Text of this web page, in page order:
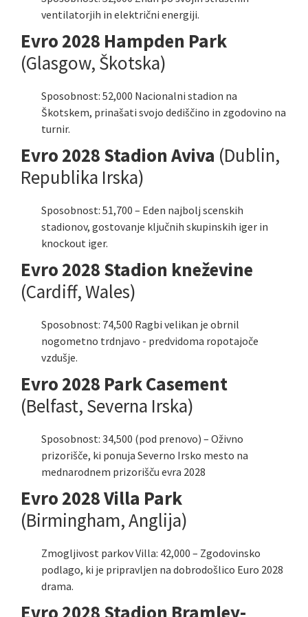
ventilatorjih in električni energiji.
Evro 2028 Hampden Park
(Glasgow, Škotska)
Sposobnost: 52,000 Nacionalni stadion na
Škotskem, prinašati svojo dediščino in zgodovino na
turnir.
Evro 2028 Stadion Aviva (Dublin,
Republika Irska)
Sposobnost: 51,700 – Eden najbolj scenskih
stadionov, gostovanje ključnih skupinskih iger in
knockout iger.
Evro 2028 Stadion kneževine
(Cardiff, Wales)
Sposobnost: 74,500 Ragbi velikan je obrnil
nogometno trdnjavo - predvidoma ropotajoče
vzdušje.
Evro 2028 Park Casement
(Belfast, Severna Irska)
Sposobnost: 34,500 (pod prenovo) – Oživno
prizorišče, ki ponuja Severno Irsko mesto na
mednarodnem prizorišču evra 2028
Evro 2028 Villa Park
(Birmingham, Anglija)
Zmogljivost parkov Villa: 42,000 – Zgodovinsko
podlago, ki je pripravljen na dobrodošlico Euro 2028
drama.
Evro 2028 Stadion Bramley-